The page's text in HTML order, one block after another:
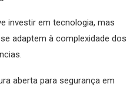
investir em tecnologia, mas
adaptem à complexidade dos
aberta para segurança em